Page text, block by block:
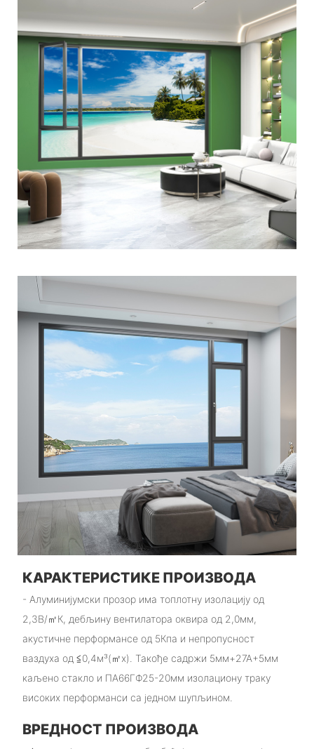
КАРАКТЕРИСТИКЕ ПРОИЗВОДА
- Алуминијумски прозор има топлотну изолацију од
2,3В/㎡К, дебљину вентилатора оквира од 2,0мм,
акустичне перформансе од 5Кпа и непропусност
ваздуха од ≦0,4м³(㎡х). Такође садржи 5мм+27А+5мм
каљено стакло и ПА66ГФ25-20мм изолациону траку
високих перформанси са једном шупљином.
ВРЕДНОСТ ПРОИЗВОДА